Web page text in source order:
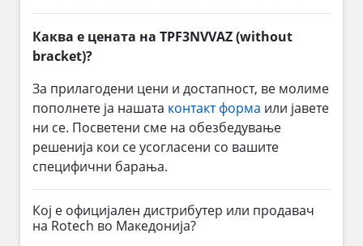
Каква е цената на TPF3NVVAZ (without
bracket)?
За прилагодени цени и достапност, ве молиме
пополнете ја нашата контакт форма или јавете
ни се. Посветени сме на обезбедување
решенија кои се усогласени со вашите
специфични барања.
Кој е официјален дистрибутер или продавач
на Rotech во Македонија?